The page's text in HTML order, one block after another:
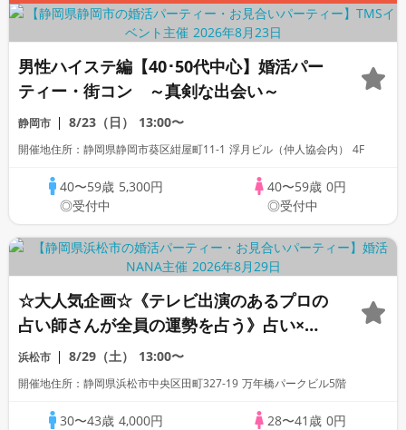
男性ハイステ編【40･50代中心】婚活パー
ティー・街コン ～真剣な出会い～
静岡市 8/23（日） 13:00〜
開催地住所：静岡県静岡市葵区紺屋町11-1 浮月ビル（仲人協会内） 4F
40〜59歳 5,300円
◎受付中
40〜59歳 0円
◎受付中
☆大人気企画☆《テレビ出演のあるプロの
占い師さんが全員の運勢を占う》占い×出
会い♪同世代婚活パーティーin浜松
浜松市 8/29（土） 13:00〜
開催地住所：静岡県浜松市中央区田町327-19 万年橋パークビル5階
30〜43歳 4,000円
28〜41歳 0円